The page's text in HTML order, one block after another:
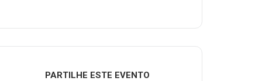
PARTILHE ESTE EVENTO